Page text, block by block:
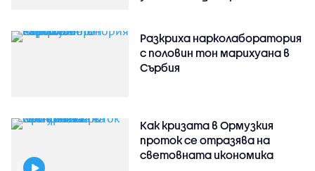
Разкриха нарколаборатория
с половин тон марихуана в
Сърбия
Как кризата в Ормузкия
проток се отразява на
световната икономика